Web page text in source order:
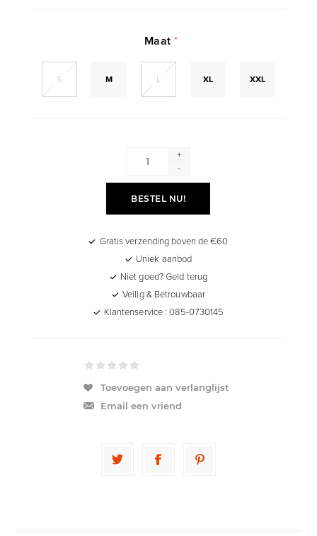
Maat*
S M L XL XXL
+
-
BESTEL NU!
Gratis verzending boven de €60
Uniek aanbod
Niet goed? Geld terug
Veilig & Betrouwbaar
Klantenservice : 085-0730145
Toevoegen aan verlanglijst
Email een vriend